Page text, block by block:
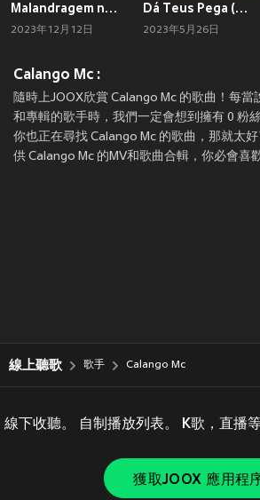
Malandragem no Brega Funk (Explicit)
2023年12月12日
Dá Teus Pega (Explicit)
2023年5月26日
Calango Mc :
隨時上JOOX欣賞 Calango Mc 的歌曲！每當
和專輯的歌手時，我們一定會想到擁有 0 粉
你也正在尋找 Calango Mc 的歌曲，那就太
供 Calango Mc 的MV和歌曲合輯，你必會喜
線上聽歌 歌手 Calango Mc
線下收聽。 自制播放列表。 K歌，直播
獲取JOOX 應用程